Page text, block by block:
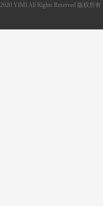
YIMI All Rights Reserved 版权所